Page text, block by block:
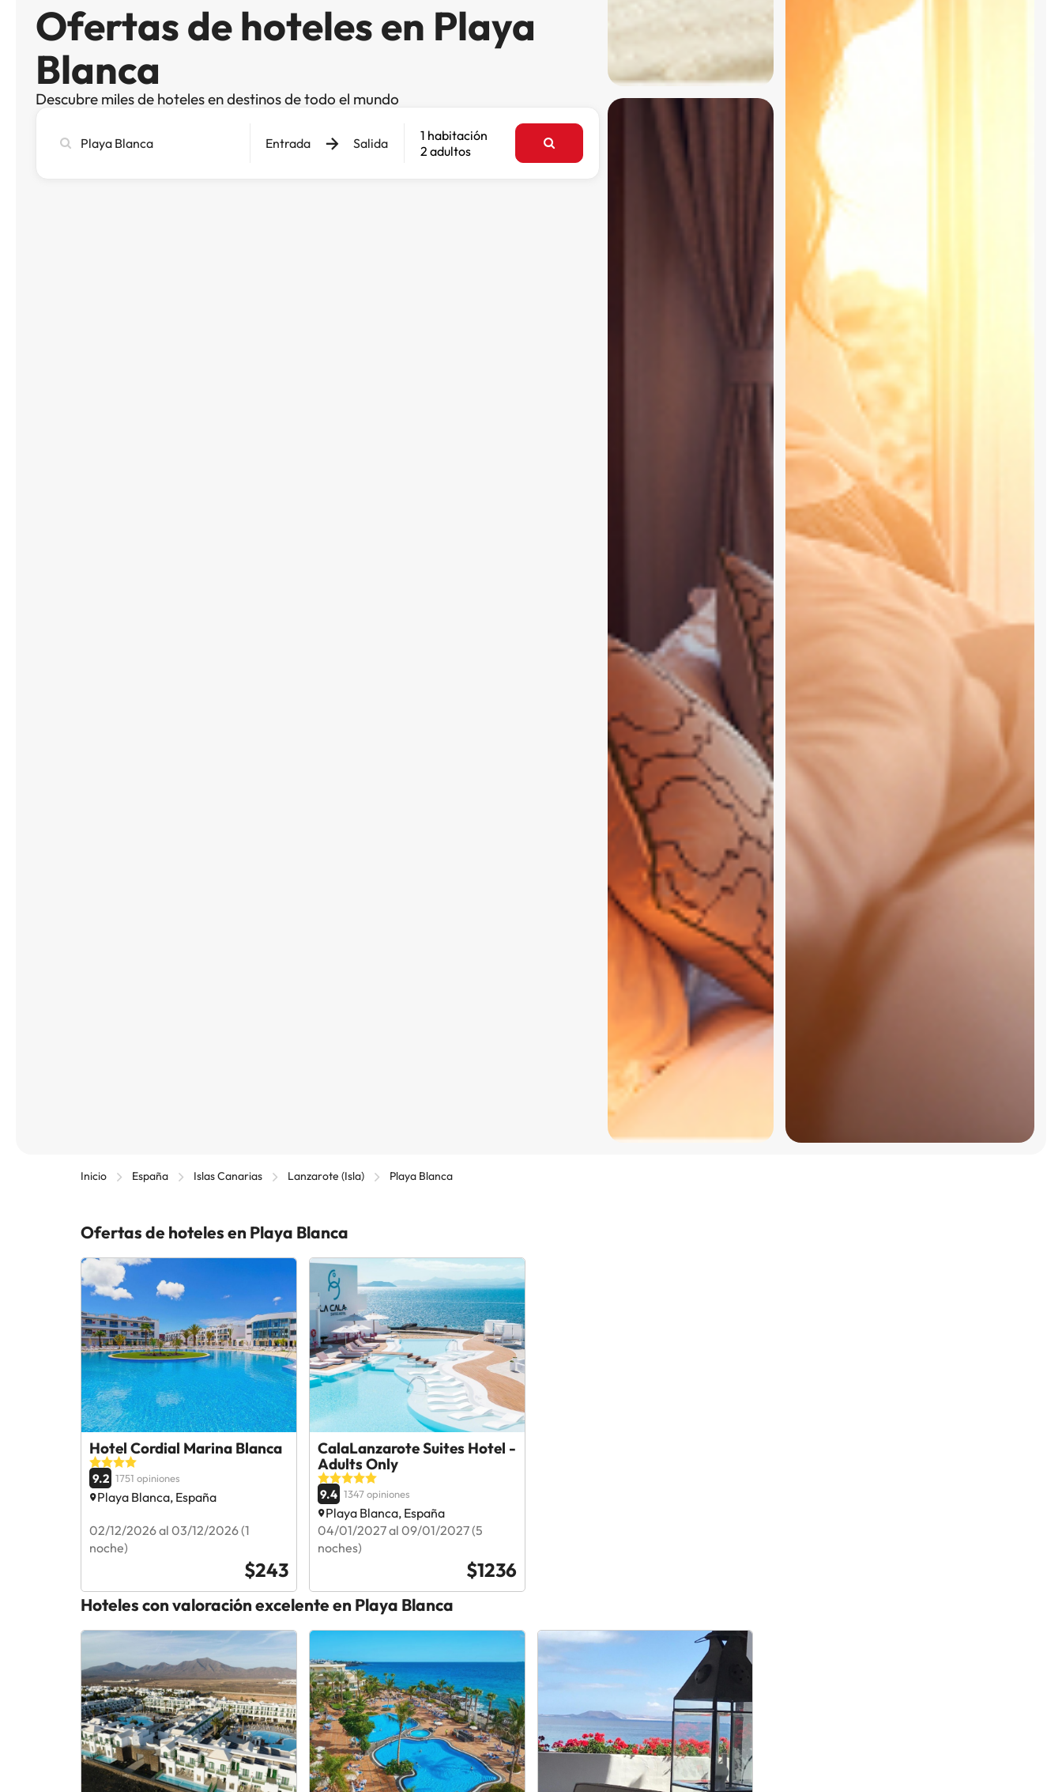
Ofertas de hoteles en Playa
Blanca
Descubre miles de hoteles en destinos de todo el mundo
ciudad,
Entrada Salida
1 habitación
2 adultos
Inicio España Islas Canarias Lanzarote (Isla) Playa Blanca
Ofertas de hoteles en Playa Blanca
Hotel Cordial Marina Blanca
9.2 1751 opiniones
Playa Blanca, España
02/12/2026 al 03/12/2026 (1
noche)
$243
CalaLanzarote Suites Hotel -
Adults Only
9.4 1347 opiniones
Playa Blanca, España
04/01/2027 al 09/01/2027 (5
noches)
$1236
Hoteles con valoración excelente en Playa Blanca